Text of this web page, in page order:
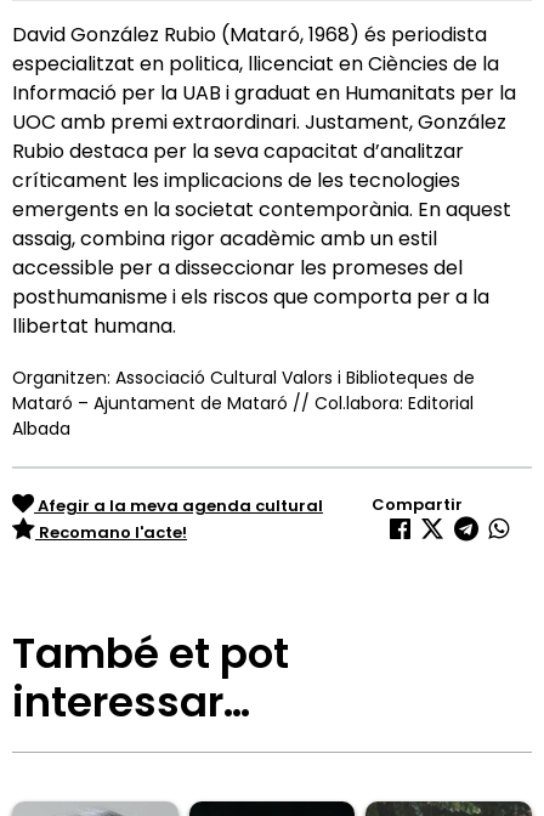
David González Rubio (Mataró, 1968) és periodista
especialitzat en politica, llicenciat en Ciències de la
Informació per la UAB i graduat en Humanitats per la
UOC amb premi extraordinari. Justament, González
Rubio destaca per la seva capacitat d’analitzar
críticament les implicacions de les tecnologies
emergents en la societat contemporània. En aquest
assaig, combina rigor acadèmic amb un estil
accessible per a disseccionar les promeses del
posthumanisme i els riscos que comporta per a la
llibertat humana.
Organitzen: Associació Cultural Valors i Biblioteques de
Mataró – Ajuntament de Mataró // Col.labora: Editorial
Albada
Afegir a la meva agenda cultural
Recomano l'acte!
Compartir
També et pot
interessar…